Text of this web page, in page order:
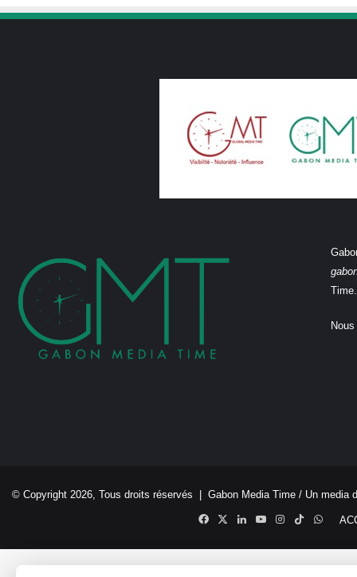
Time.
© Copyright 2026, Tous droits réservés | Gabon Media Time / Un media
Facebook
X LinkedinYouTubeInstagram
TikTok